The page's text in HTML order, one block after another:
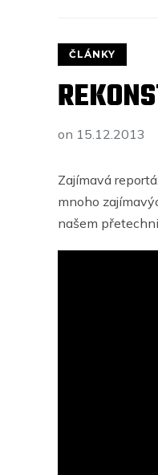
ČLÁNKY
on 15.12.2013
Zajímavá
mnoho
našem